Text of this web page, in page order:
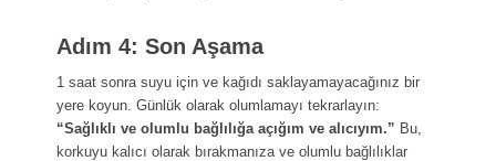
Adım 4: Son Aşama
1 saat sonra suyu için ve kağıdı saklayamayacağınız bir
yere koyun. Günlük olarak olumlamayı tekrarlayın:
“Sağlıklı ve olumlu bağlılığa açığım ve alıcıyım.” Bu,
korkuyu kalıcı olarak bırakmanıza ve olumlu bağlılıklar